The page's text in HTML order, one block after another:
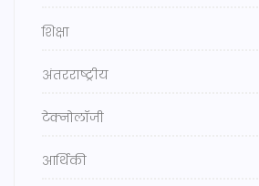
शिक्षा
अंतरराष्ट्रीय
टेक्नोलॉजी
आर्थिकी